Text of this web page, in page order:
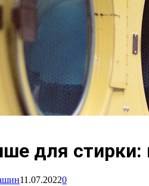
для
11.07.20220